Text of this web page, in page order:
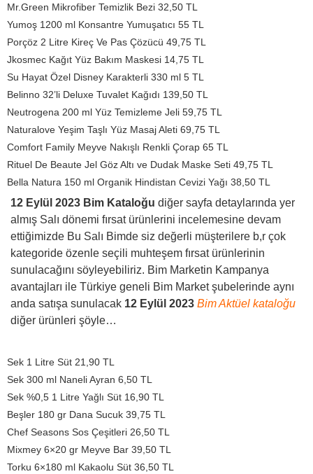
Mr.Green Mikrofiber Temizlik Bezi 32,50 TL
Yumoş 1200 ml Konsantre Yumuşatıcı 55 TL
Porçöz 2 Litre Kireç Ve Pas Çözücü 49,75 TL
Jkosmec Kağıt Yüz Bakım Maskesi 14,75 TL
Su Hayat Özel Disney Karakterli 330 ml 5 TL
Belinno 32’li Deluxe Tuvalet Kağıdı 139,50 TL
Neutrogena 200 ml Yüz Temizleme Jeli 59,75 TL
Naturalove Yeşim Taşlı Yüz Masaj Aleti 69,75 TL
Comfort Family Meyve Nakışlı Renkli Çorap 65 TL
Rituel De Beaute Jel Göz Altı ve Dudak Maske Seti 49,75 TL
Bella Natura 150 ml Organik Hindistan Cevizi Yağı 38,50 TL
12 Eylül 2023 Bim Kataloğu diğer sayfa detaylarında yer
almış Salı dönemi fırsat ürünlerini incelemesine devam
ettiğimizde Bu Salı Bimde siz değerli müşterilere b,r çok
kategoride özenle seçili muhteşem fırsat ürünlerinin
sunulacağını söyleyebiliriz. Bim Marketin Kampanya
avantajları ile Türkiye geneli Bim Market şubelerinde aynı
anda satışa sunulacak 12 Eylül 2023 Bim Aktüel kataloğu
diğer ürünleri şöyle…
Sek 1 Litre Süt 21,90 TL
Sek 300 ml Naneli Ayran 6,50 TL
Sek %0,5 1 Litre Yağlı Süt 16,90 TL
Beşler 180 gr Dana Sucuk 39,75 TL
Chef Seasons Sos Çeşitleri 26,50 TL
Mixmey 6×20 gr Meyve Bar 39,50 TL
Torku 6×180 ml Kakaolu Süt 36,50 TL